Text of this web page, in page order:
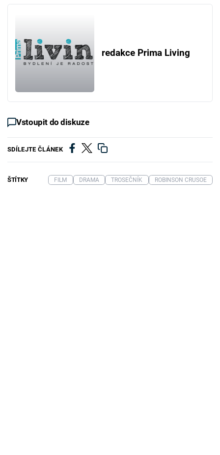
redakce Prima Living
Vstoupit do diskuze
SDÍLEJTE ČLÁNEK
ŠTÍTKY FILM DRAMA TROSEČNÍK ROBINSON CRUSOE